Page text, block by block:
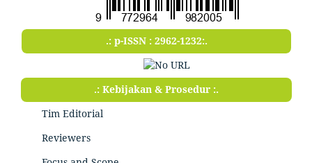
.: p-ISSN : 2962-1232:.
.: Kebijakan & Prosedur :.
Tim Editorial
Reviewers